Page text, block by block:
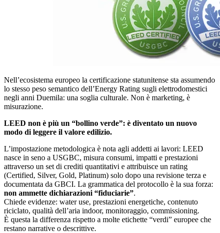
Nell’ecosistema europeo la certificazione statunitense sta assumendo
lo stesso peso semantico dell’Energy Rating sugli elettrodomestici
negli anni Duemila: una soglia culturale. Non è marketing, è
misurazione.
LEED non è più un “bollino verde”: è diventato un nuovo
modo di leggere il valore edilizio.
L’impostazione metodologica è nota agli addetti ai lavori: LEED
nasce in seno a USGBC, misura consumi, impatti e prestazioni
attraverso un set di crediti quantitativi e attribuisce un rating
(Certified, Silver, Gold, Platinum) solo dopo una revisione terza e
documentata da GBCI. La grammatica del protocollo è la sua forza:
non ammette dichiarazioni “fiduciarie”.
Chiede evidenze: water use, prestazioni energetiche, contenuto
riciclato, qualità dell’aria indoor, monitoraggio, commissioning.
È questa la differenza rispetto a molte etichette “verdi” europee che
restano narrative o descrittive.